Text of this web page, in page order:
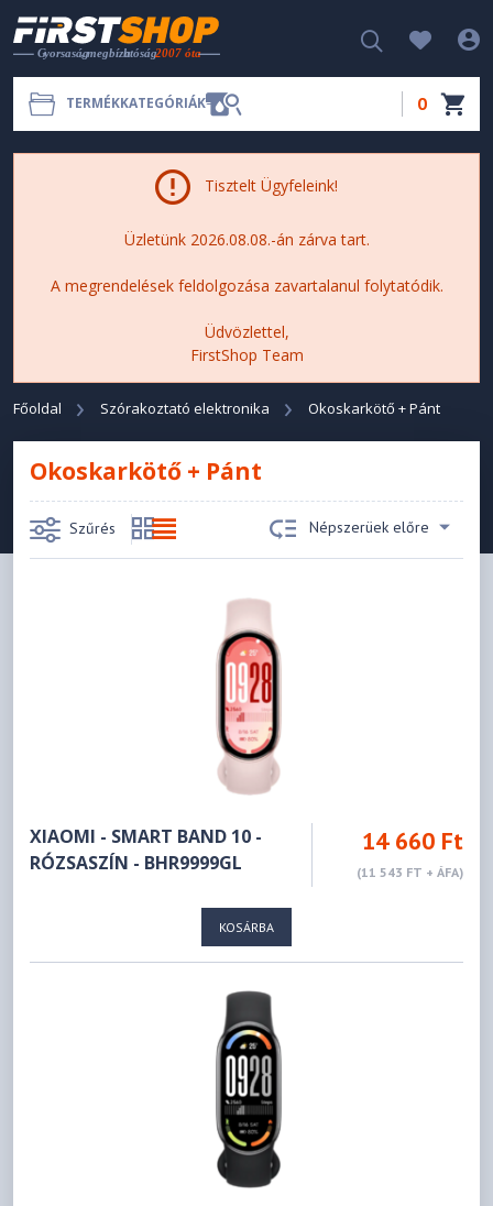
TERMÉKKATEGÓRIÁK 0
Tisztelt Ügyfeleink!
Üzletünk 2026.08.08.-án zárva tart.
A megrendelések feldolgozása zavartalanul folytatódik.
Üdvözlettel,
FirstShop Team
Főoldal Szórakoztató elektronika Okoskarkötő + Pánt
Okoskarkötő + Pánt
Szűrés Népszerüek előre
XIAOMI - SMART BAND 10 -
RÓZSASZÍN - BHR9999GL
14 660 Ft
(11 543 FT + ÁFA)
KOSÁRBA